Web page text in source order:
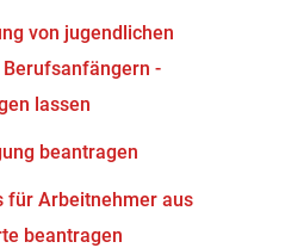
von jugendlichen
-
lassen
beantragen
für Arbeitnehmer aus
beantragen